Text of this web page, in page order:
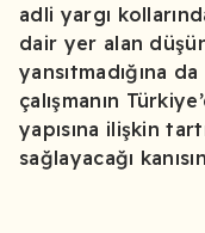
adli yargı
dair yer alan
yansıtmadığına
çalışmanın
yapısına ilişkin
sağlayacağı